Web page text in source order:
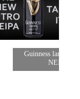
Guinness lance
NEIPA !